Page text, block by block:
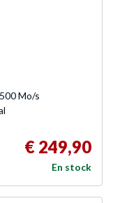
Mo/s
€ 249,90
En stock